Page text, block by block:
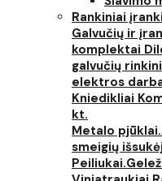
Rankiniai
Galvučių ir
komplektai
galvučių
elektros
Kniedikliai
kt.
Metalo
smeigių